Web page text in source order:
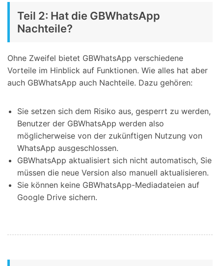
Teil 2: Hat die GBWhatsApp
Nachteile?
Ohne Zweifel bietet GBWhatsApp verschiedene
Vorteile im Hinblick auf Funktionen. Wie alles hat aber
auch GBWhatsApp auch Nachteile. Dazu gehören:
Sie setzen sich dem Risiko aus, gesperrt zu werden,
Benutzer der GBWhatsApp werden also
möglicherweise von der zukünftigen Nutzung von
WhatsApp ausgeschlossen.
GBWhatsApp aktualisiert sich nicht automatisch, Sie
müssen die neue Version also manuell aktualisieren.
Sie können keine GBWhatsApp-Mediadateien auf
Google Drive sichern.